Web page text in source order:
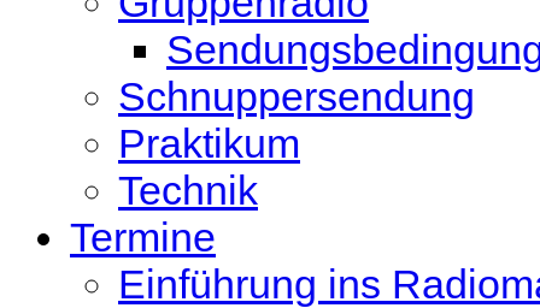
Schnuppersendung
Praktikum
Technik
Termine
Einführung ins